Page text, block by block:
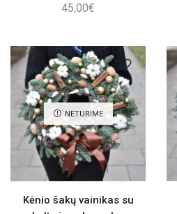
45,00€
NETURIME
Kėnio šakų vainikas su